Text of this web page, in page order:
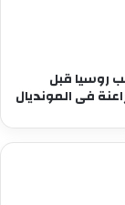
روسيا قبل
فى المونديال